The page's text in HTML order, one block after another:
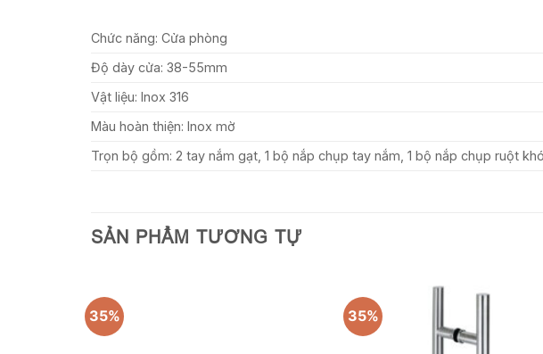
Chức năng: Cửa phòng
Độ dày cửa: 38-55mm
Vật liệu: Inox 316
Màu hoàn thiện: Inox mờ
Trọn bộ gồm: 2 tay nắm gạt, 1 bộ nắp chụp tay nắm, 1 bộ nắp chụp ruột
SẢN PHẨM TƯƠNG TỰ
35% 35%